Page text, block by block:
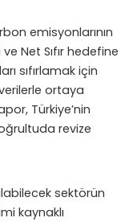
emisyonlarının
Net Sıfır hedefine
sıfırlamak için
ortaya
Türkiye’nin
revize
sektörün
kaynaklı